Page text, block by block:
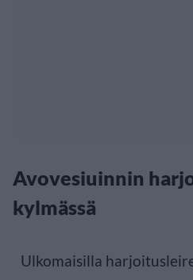
Avovesiuinnin
kylmässä
Ulkomaisilla